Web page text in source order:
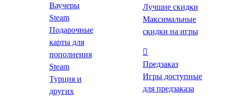
Ваучеры
Steam
Подарочные
карты для
пополнения
Steam
Турция и
других
Лучшие скидки
Максимальные
скидки на игры
Предзаказ
Игры доступные
для предзаказа
С РФ-аккаунта напрямую в Steam игру не
купить — рекомендуем
создать аккаунт с
регионом Казахстан
сменить регион.
Цены на игру
Видео и скриншоты